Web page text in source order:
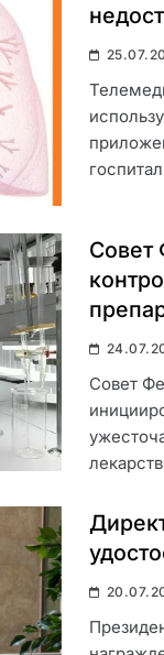
Совет
Совет